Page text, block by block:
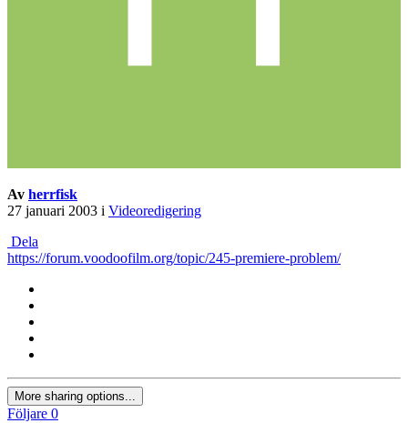
Av herrfisk
27 januari 2003 i Videoredigering
Dela
https://forum.voodoofilm.org/topic/245-premiere-problem/
More sharing options...
Följare 0